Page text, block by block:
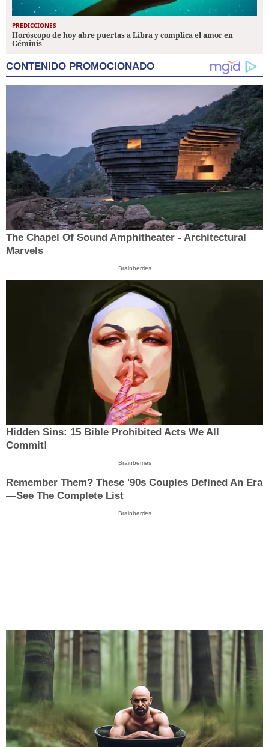
PREDICCIONES
Horóscopo de hoy abre puertas a Libra y complica el amor en
Géminis
CONTENIDO PROMOCIONADO
The Chapel Of Sound Amphitheater - Architectural
Marvels
Brainberries
Hidden Sins: 15 Bible Prohibited Acts We All
Commit!
Brainberries
Remember Them? These '90s Couples Defined An Era
—See The Complete List
Brainberries